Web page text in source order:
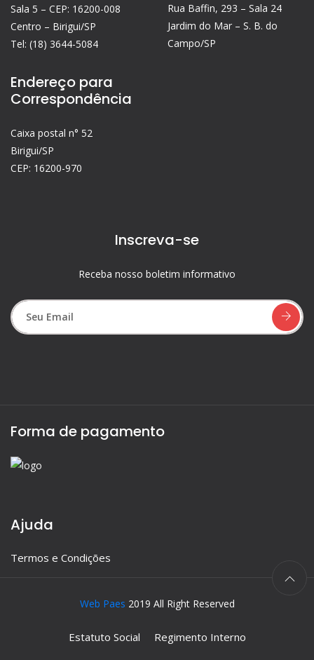
Sala 5 – CEP: 16200-008
Centro – Birigui/SP
Tel: (18) 3644-5084
Endereço para
Correspondência
Caixa postal n° 52
Birigui/SP
CEP: 16200-970
Rua Baffin, 293 – Sala 24
Jardim do Mar – S. B. do
Campo/SP
Inscreva-se
Receba nosso boletim informativo
Forma de pagamento
Ajuda
Termos e Condições
Web Paes 2019 All Right Reserved
Estatuto Social
Regimento Interno